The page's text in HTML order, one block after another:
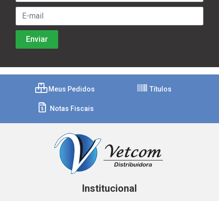
Meus Pedidos Títulos
Notas Fiscais
Institucional